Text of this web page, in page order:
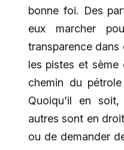
bonne foi. Des
eux marcher
transparence
les pistes et sème
chemin du
Quoiqu’il en
autres sont en
ou de demander